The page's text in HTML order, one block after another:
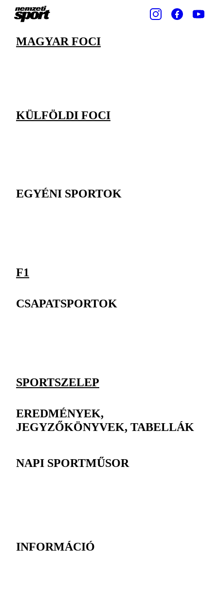
MAGYAR FOCI
KÜLFÖLDI FOCI
EGYÉNI SPORTOK
F1
CSAPATSPORTOK
SPORTSZELEP
EREDMÉNYEK,
JEGYZŐKÖNYVEK, TABELLÁK
NAPI SPORTMŰSOR
INFORMÁCIÓ